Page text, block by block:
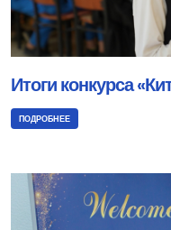
Итоги конкурса
ПОДРОБНЕЕ